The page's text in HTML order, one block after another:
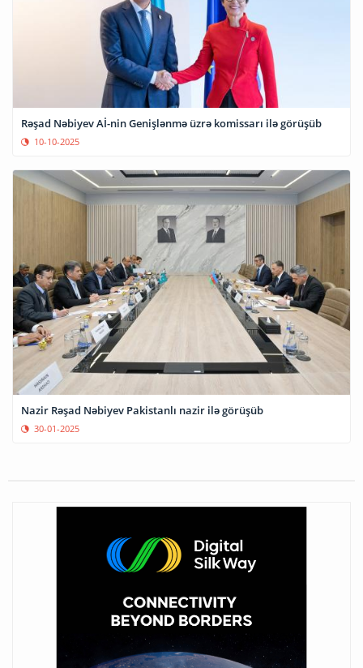
Rəşad Nəbiyev Aİ-nin Genişlənmə üzrə komissarı ilə görüşüb
10-10-2025
Nazir Rəşad Nəbiyev Pakistanlı nazir ilə görüşüb
30-01-2025